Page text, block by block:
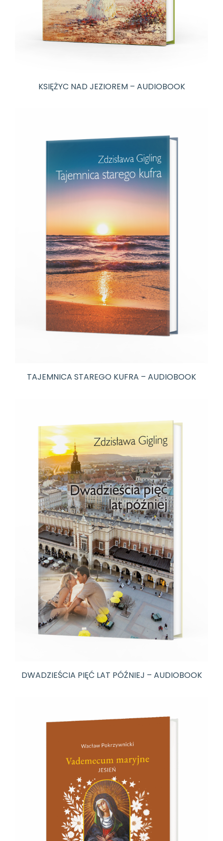
KSIĘŻYC NAD JEZIOREM – AUDIOBOOK
TAJEMNICA STAREGO KUFRA – AUDIOBOOK
DWADZIEŚCIA PIĘĆ LAT PÓŹNIEJ – AUDIOBOOK